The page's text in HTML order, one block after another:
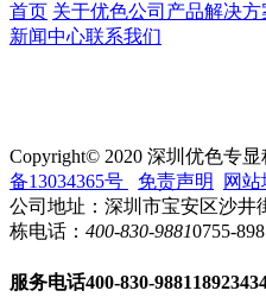
首页 关于优色公司产品解决方
新闻中心联系我们
Copyright© 2020 深圳优色专
备13034365号
免责声明
网站
公司地址：深圳市宝安区沙井
栋电话： 400-830-98810755-
服务电话400-830-9881